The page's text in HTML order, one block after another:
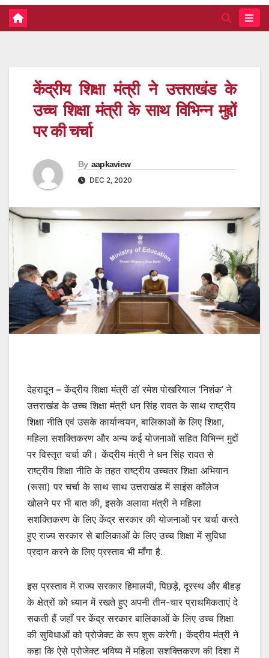
केंद्रीय शिक्षा मंत्री ने उत्तराखंड के
उच्च शिक्षा मंत्री के साथ विभिन्न मुद्दों
पर की चर्चा
By aapkaview
DEC 2, 2020
देहरादून – केंद्रीय शिक्षा मंत्री डॉ रमेश पोखरियाल ‘निशंक’ ने
उत्तराखंड के उच्च शिक्षा मंत्री धन सिंह रावत के साथ राष्ट्रीय
शिक्षा नीति एवं उसके कार्यान्वयन, बालिकाओं के लिए शिक्षा,
महिला सशक्तिकरण और अन्य कई योजनाओं सहित विभिन्न मुद्दों
पर विस्तृत चर्चा की। केंद्रीय मंत्री ने धन सिंह रावत से
राष्ट्रीय शिक्षा नीति के तहत राष्ट्रीय उच्चतर शिक्षा अभियान
(रूसा) पर चर्चा के साथ साथ उत्तराखंड में साइंस कॉलेज
खोलने पर भी बात की, इसके अलावा मंत्री ने महिला
सशक्तिकरण के लिए केंद्र सरकार की योजनाओं पर चर्चा करते
हुए राज्य सरकार से बालिकाओं के लिए उच्च शिक्षा में सुविधा
प्रदान करने के लिए प्रस्ताव भी माँगा है.
इस प्रस्ताव में राज्य सरकार हिमालयी, पिछड़े, दूरस्थ और बीहड़
के क्षेत्रों को ध्यान में रखते हुए अपनी तीन-चार प्राथमिकताएं दे
सकती हैं जहाँ पर केंद्र सरकार बालिकाओं के लिए उच्च शिक्षा
की सुविधाओं को प्रोजेक्ट के रूप शुरू करेगी। केंद्रीय मंत्री ने
कहा कि ऐसे प्रोजेक्ट भविष्‍य में महिला सशक्‍तिकरण की दिशा में